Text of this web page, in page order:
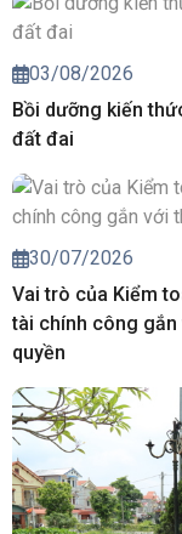
03/08/2026
Bồi dưỡng kiến
đất đai
30/07/2026
Vai trò của Kiểm
tài chính công gắn
quyền